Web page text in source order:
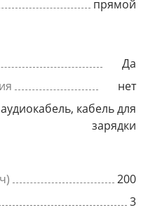
прямой
Да
нет
аудиокабель, кабель для
зарядки
200
3